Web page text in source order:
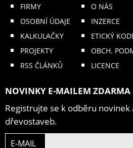
FIRMY
OSOBNÍ ÚDAJE
KALKULAČKY
PROJEKTY
RSS ČLÁNKŮ
O NÁS
INZERCE
ETICKÝ
OBCH.
LICENCE
NOVINKY E-MAILEM ZDARMA
Registrujte se k odběru novinek
dřevostaveb.
E-MAIL